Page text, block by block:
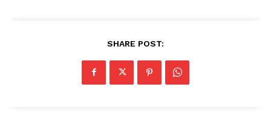
SHARE POST: